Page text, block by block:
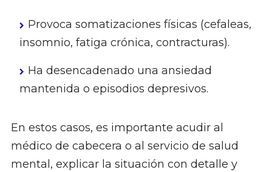
Provoca somatizaciones físicas (cefaleas,
insomnio, fatiga crónica, contracturas).
Ha desencadenado una ansiedad
mantenida o episodios depresivos.
En estos casos, es importante acudir al
médico de cabecera o al servicio de salud
mental, explicar la situación con detalle y